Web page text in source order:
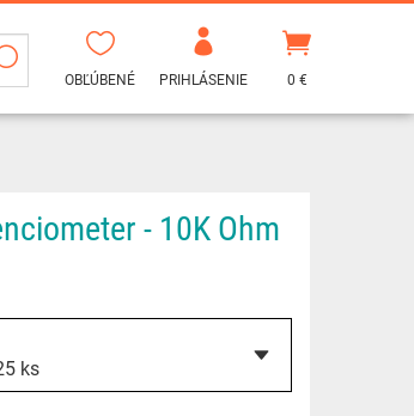
0 €
PRIHLÁSENIE
OBĽÚBENÉ
- 10K Ohm
ks